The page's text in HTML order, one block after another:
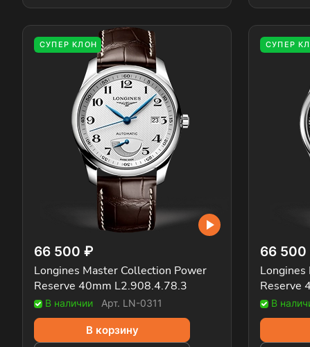
СУПЕР КЛОН
66 500 ₽
Longines Master Collection Power
Reserve 40mm L2.908.4.78.3
В наличии Арт. LN-0311
В корзину
СУПЕР
66 500
Reserve
В